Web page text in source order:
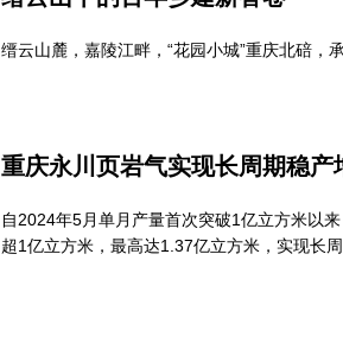
缙云山麓，嘉陵江畔，“花园小城”重庆北碚，
重庆永川页岩气实现长周期稳产
自2024年5月单月产量首次突破1亿立方米以
超1亿立方米，最高达1.37亿立方米，实现长周